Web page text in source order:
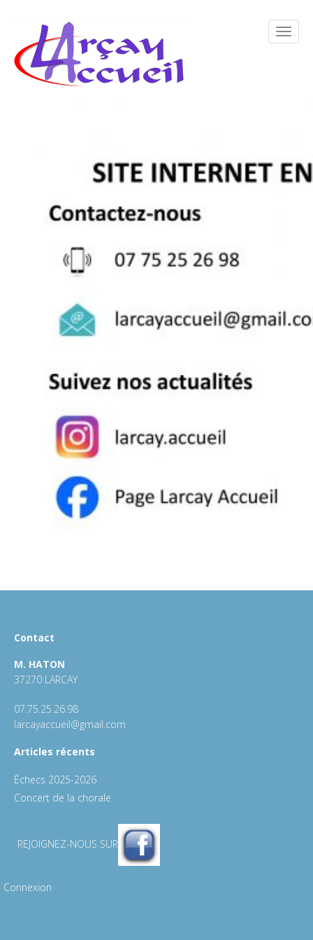
Contact
M. HATON
37270 LARCAY
07.75.25.26.98
larcayaccueil@gmail.com
Articles récents
Échecs 2025-2026
Concert de la chorale
REJOIGNEZ-NOUS SUR
Connexion